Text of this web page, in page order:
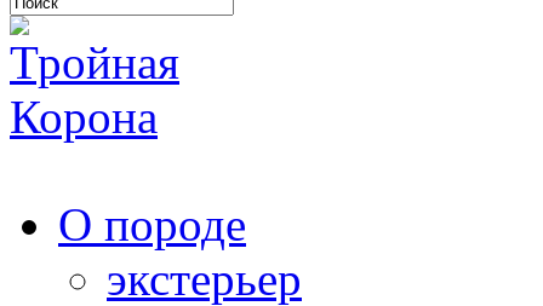
О породе
экстерьер